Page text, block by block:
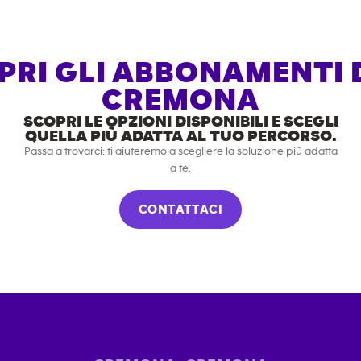
GLI ABBONAMENTI
CREMONA
SCOPRI LE OPZIONI DISPONIBILI E SCEGLI
QUELLA PIÙ ADATTA AL TUO PERCORSO.
Passa a trovarci: ti aiuteremo a scegliere la soluzione più adatta
a te.
CONTATTACI